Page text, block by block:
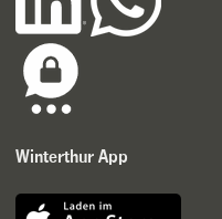
Winterthur App